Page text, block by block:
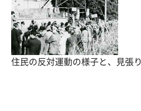
住民の反対運動の様子と、見張